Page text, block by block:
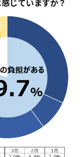
じていますか？